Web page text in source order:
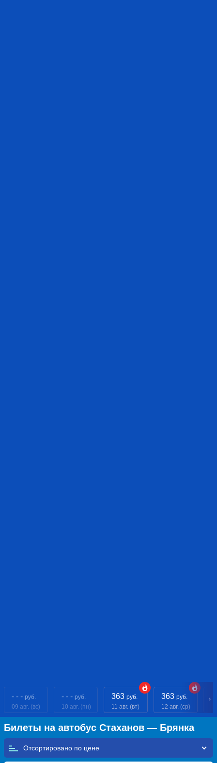
- - - руб.
09 авг. (вс)
- - - руб.
10 авг. (пн)
363 руб.
11 авг. (вт)
363 руб.
12 авг. (ср)
Билеты на автобус Стаханов — Брянка
Отсортировано по